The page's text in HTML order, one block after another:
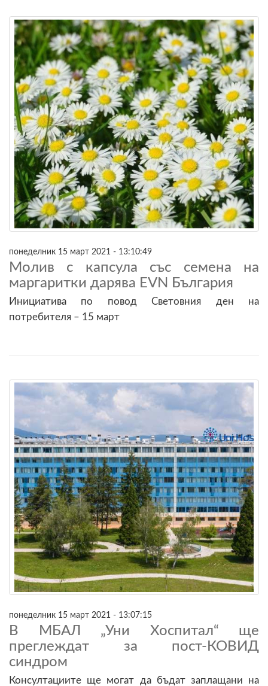
понеделник 15 март 2021 - 13:10:49
Молив с капсула със семена на
маргаритки дарява EVN България
Инициатива по повод Световния ден на
потребителя – 15 март
понеделник 15 март 2021 - 13:07:15
В МБАЛ „Уни Хоспитал“ ще
преглеждат за пост-КОВИД
синдром
Консултациите ще могат да бъдат заплащани на